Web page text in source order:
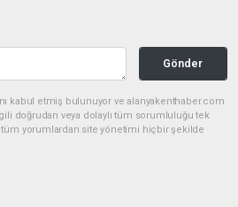
Gönder
kabul etmiş bulunuyor ve alanyakenthaber.com
doğrudan veya dolaylı tüm sorumluluğu tek
tüm yorumlardan site yönetimi hiçbir şekilde